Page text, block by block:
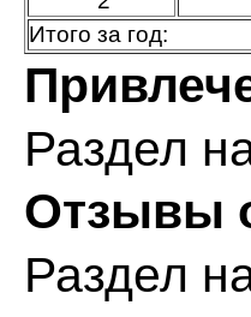
Итого за год:
Раздел
Отзывы
Раздел